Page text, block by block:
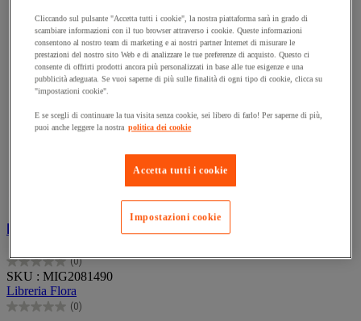
Libreria Flora
(0)
0.0
su
5
stelle.
SKU : MIG2081490
Libreria Flora
(0)
0.0
Cliccando sul pulsante "Accetta tutti i cookie", la nostra piattaforma sarà in grado di
scambiare informazioni con il tuo browser attraverso i cookie. Queste informazioni
consentono al nostro team di marketing e ai nostri partner Internet di misurare le
prestazioni del nostro sito Web e di analizzare le tue preferenze di acquisto. Questo ci
consente di offrirti prodotti ancora più personalizzati in base alle tue esigenze e una
pubblicità adeguata. Se vuoi saperne di più sulle finalità di ogni tipo di cookie, clicca su
"impostazioni cookie".
E se scegli di continuare la tua visita senza cookie, sei libero di farlo! Per saperne di più,
puoi anche leggere la nostra politica dei cookie
Accetta tutti i cookie
Impostazioni cookie